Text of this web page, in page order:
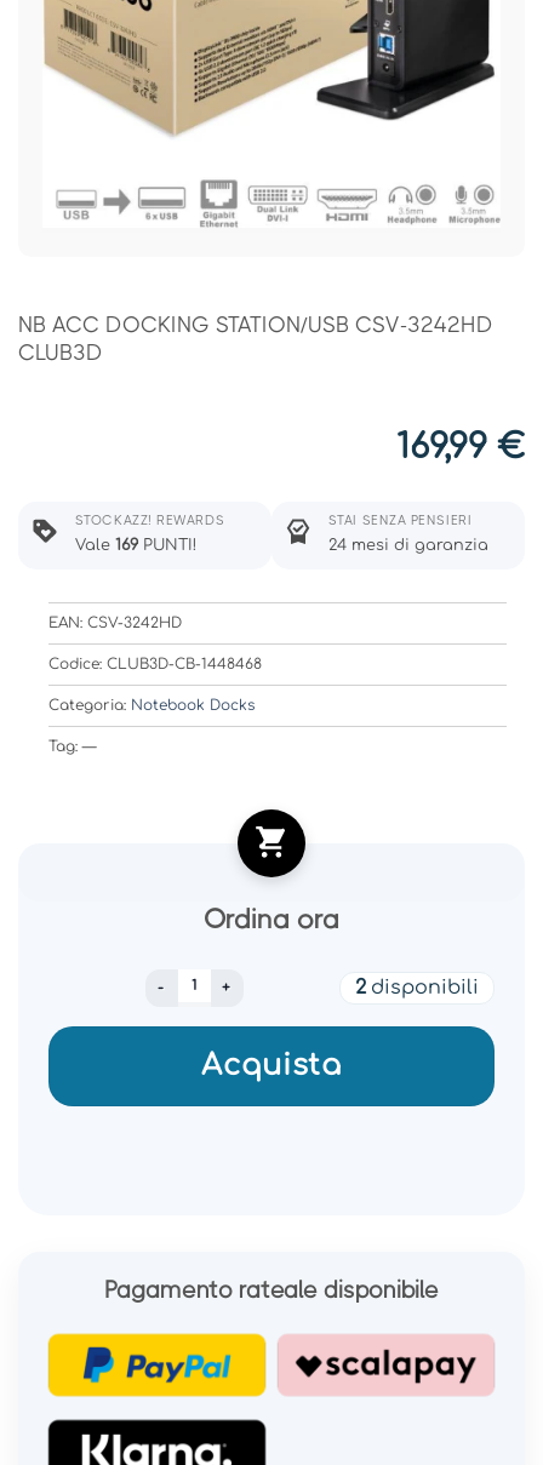
NB ACC DOCKING STATION/USB CSV-3242HD
CLUB3D
169,99 €
STOCKAZZ! REWARDS
Vale 169 PUNTI!
STAI SENZA PENSIERI
24 mesi di garanzia
EAN: CSV-3242HD
Codice: CLUB3D-CB-1448468
Categoria: Notebook Docks
Tag: —
Ordina ora
NB ACC DOCKING STATION/USB CSV-
2 disponibili
Acquista
Pagamento rateale disponibile